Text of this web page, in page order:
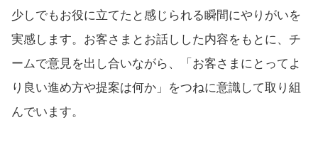
少しでもお役に立てたと感じられる瞬間にやりがいを
実感します。お客さまとお話しした内容をもとに、チ
ームで意見を出し合いながら、「お客さまにとってよ
り良い進め方や提案は何か」をつねに意識して取り組
んでいます。